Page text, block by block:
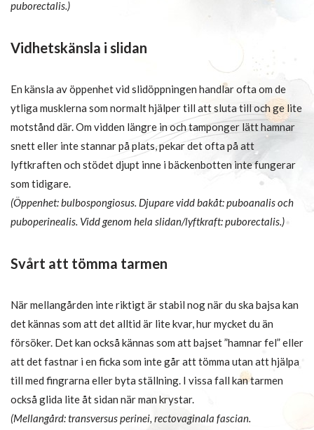
puborectalis.)
Vidhetskänsla i slidan
En känsla av öppenhetvid slidöppningen handlar ofta om de
ytliga musklerna som normalt hjälper till att sluta till och ge lite
motstånd där. Om vidden längre in och tamponger lätt hamnar
snett eller inte stannar på plats, pekar det ofta på att
lyftkraften och stödet djupt inne i bäckenbotten inte fungerar
som tidigare.
(Öppenhet: bulbospongiosus. Djupare vidd bakåt: puboanalis och
puboperinealis. Vidd genom hela slidan/lyftkraft: puborectalis.)
Svårt att tömma tarmen
När mellangården inte riktigt är stabil nog när du ska bajsa kan
det kännas som att det alltid är lite kvar, hur mycket du än
försöker. Det kan också kännas som att bajset ”hamnar fel” eller
att det fastnar i en ficka som inte går att tömma utan att hjälpa
till med fingrarna eller byta ställning. I vissa fall kan tarmen
också glida lite åt sidan när man krystar.
(Mellangård: transversus perinei, rectovaginala fascian.